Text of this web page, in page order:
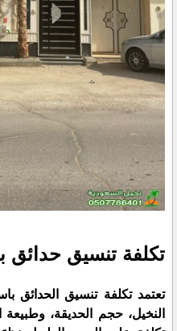
تكلفة تنسيق حدائق
تعتمد تكلفة تنسيق الحدائق
النخيل، حجم الحديقة، وطبيعة